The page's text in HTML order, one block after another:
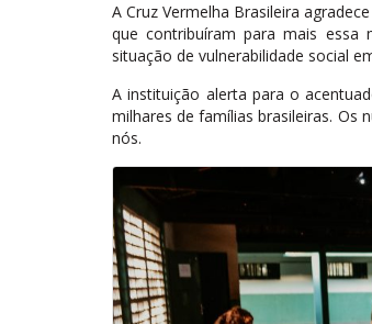
A Cruz Vermelha Brasileira
que contribuíram para mais essa
situação de vulnerabilidade social
A instituição alerta para o
milhares de famílias brasileiras.
nós.